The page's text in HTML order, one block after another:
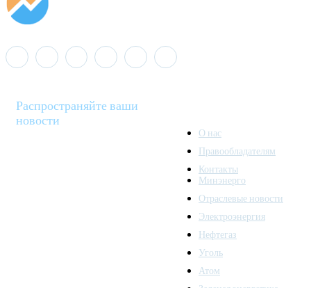
Распространяйте ваши
новости
О нас
Правообладателям
Контакты
Минэнерго
Отраслевые новости
Электроэнергия
Нефтегаз
Уголь
Атом